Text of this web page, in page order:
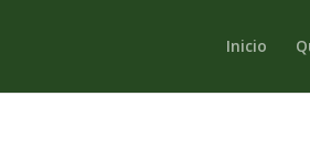
Inicio